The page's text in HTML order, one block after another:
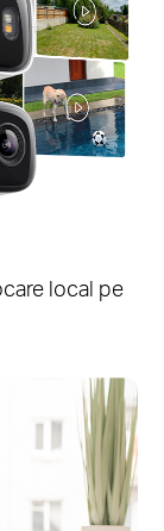
local pe